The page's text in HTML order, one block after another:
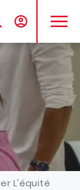
MENU
L'équité